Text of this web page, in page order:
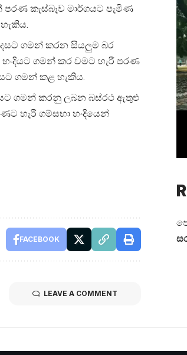
කැස්බෑව මාර්ගයට පැමිණ
ගමන් කරන සියලුම බර
ගමන් කර වමට හැරී පරණ
ගමන් කළ හැකිය.
ගමන් කරනු ලබන බස්රථ ඇතුළු
හැරී ගම්සභා හංදියෙන්
FACEBOOK
LEAVE A COMMENT